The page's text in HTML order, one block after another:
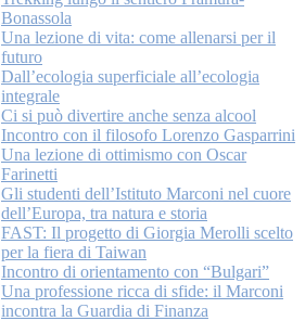
Bonassola
Una lezione di vita: come allenarsi per il
futuro
Dall’ecologia superficiale all’ecologia
integrale
Ci si può divertire anche senza alcool
Incontro con il filosofo Lorenzo Gasparrini
Una lezione di ottimismo con Oscar
Farinetti
Gli studenti dell’Istituto Marconi nel cuore
dell’Europa, tra natura e storia
FAST: Il progetto di Giorgia Merolli scelto
per la fiera di Taiwan
Incontro di orientamento con “Bulgari”
Una professione ricca di sfide: il Marconi
incontra la Guardia di Finanza